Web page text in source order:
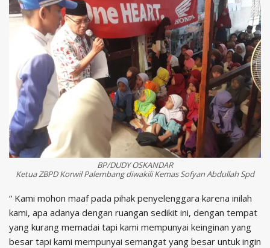
BP/DUDY OSKANDAR
Ketua ZBPD Korwil Palembang diwakili Kemas Sofyan Abdullah Spd
“ Kami mohon maaf pada pihak penyelenggara karena inilah
kami, apa adanya dengan ruangan sedikit ini, dengan tempat
yang kurang memadai tapi kami mempunyai keinginan yang
besar tapi kami mempunyai semangat yang besar untuk ingin